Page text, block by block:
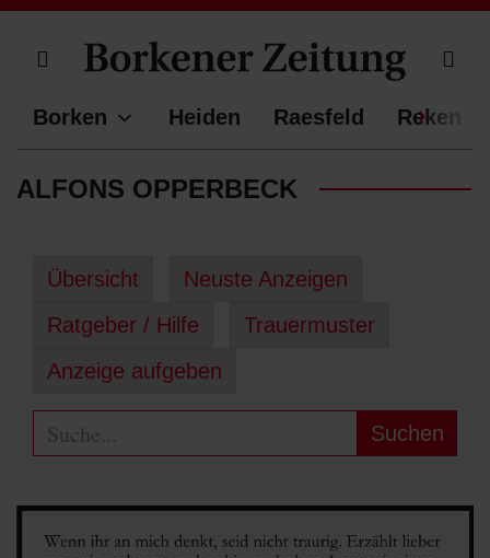
Benutzermenü anzeigen bzw. verbergen
Borken Heiden Raesfeld Reken
ALFONS OPPERBECK
Übersicht
Neuste Anzeigen
Ratgeber / Hilfe
Trauermuster
Anzeige aufgeben
Suchen